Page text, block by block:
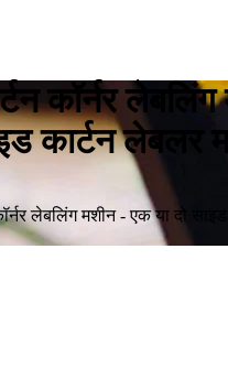
कॉर्नर
कार्टन लेबलर
लेबलिंग मशीन - एक या दो